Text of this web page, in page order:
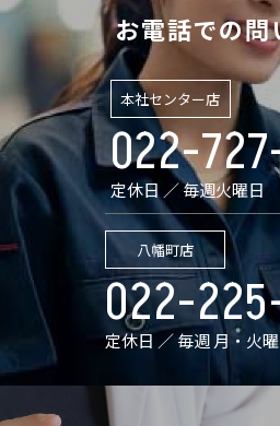
お電話での問
本社センター店
022-
定休日 ／ 毎週火曜日
八幡町店
022-
定休日 ／ 毎週 月・火